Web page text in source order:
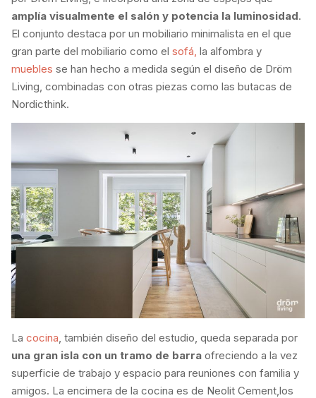
amplía visualmente el salón y potencia la luminosidad.
El conjunto destaca por un mobiliario minimalista en el que
gran parte del mobiliario como el sofá, la alfombra y
muebles se han hecho a medida según el diseño de Dröm
Living, combinadas con otras piezas como las butacas de
Nordicthink.
La cocina , también diseño del estudio, queda separada por
una gran isla con un tramo de barra ofreciendo a la vez
superficie de trabajo y espacio para reuniones con familia y
amigos. La encimera de la cocina es de Neolit Cement,los